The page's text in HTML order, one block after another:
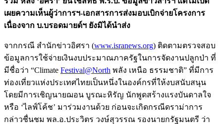
เผยความเห็นผู้ว่าการฯ-เอกสารการส่งมอบเบิกจ่ายโครงการ
เนื่องจาก บ.บรอดมายด์ฯ ยังมิได้นำส่ง
จากกรณี สำนักข่าวอิศรา (www.isranews.org) ติดตามตรวจสอบ
ข้อมูลการใช้จ่ายเงินงบประมาณภาครัฐในการจัดงานปลูกป่า ที่
มีชื่อว่า “Climate Festival@North พลัง เหนือ ธรรมชาติ” ที่มีการ
ท่องเที่ยวแห่งประเทศไทยเป็นหนึ่งในองค์กรที่ให้งบสนับสนุน
โดยมีการเชิญนายฌอน บูรณะหิรัญ นักพูดสร้างแรงบันดาลใจ
หรือ ‘ไลฟ์โค้ช’ มาร่วมงานด้วย ก่อนจะเกิดกรณีดราม่าการ
กล่าวชื่นชม พล.อ.ประวิตร วงษ์สุวรรณ รองนายกรัฐมนตรี ว่า